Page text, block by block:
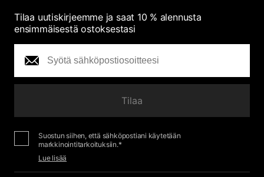
Tilaa uutiskirjeemme ja saat 10 % alennusta
ensimmäisestä ostoksestasi
Tilaa
Suostun siihen, että sähköpostiani käytetään
markkinointitarkoituksiin.*
Lue lisää